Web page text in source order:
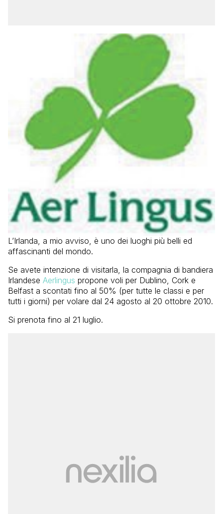
L’Irlanda, a mio avviso, è uno dei luoghi più belli ed
affascinanti del mondo.
Se avete intenzione di visitarla, la compagnia di bandiera
Irlandese Aerlingus propone voli per Dublino, Cork e
Belfast a scontati fino al 50% (per tutte le classi e per
tutti i giorni) per volare dal 24 agosto al 20 ottobre 2010.
Si prenota fino al 21 luglio.